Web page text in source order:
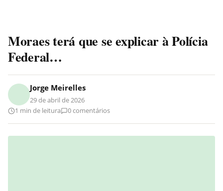
Moraes terá que se explicar à Polícia
Federal…
Jorge Meirelles
29 de abril de 2026
1 min de leitura
0 comentários